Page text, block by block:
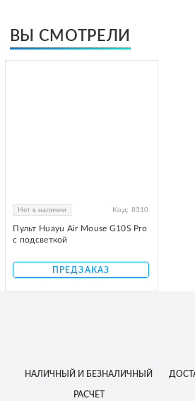
ВЫ СМОТРЕЛИ
Нет в наличии Код: 8310
Пульт Huayu Air Mouse G10S Pro
с подсветкой
ПРЕДЗАКАЗ
НАЛИЧНЫЙ И БЕЗНАЛИЧНЫЙ
РАСЧЕТ